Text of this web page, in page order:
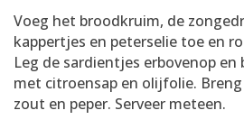
Voeg het broodkruim, de
kappertjes en peterselie toe en
Leg de sardientjes erbovenop en
met citroensap en olijfolie.
zout en peper. Serveer meteen.